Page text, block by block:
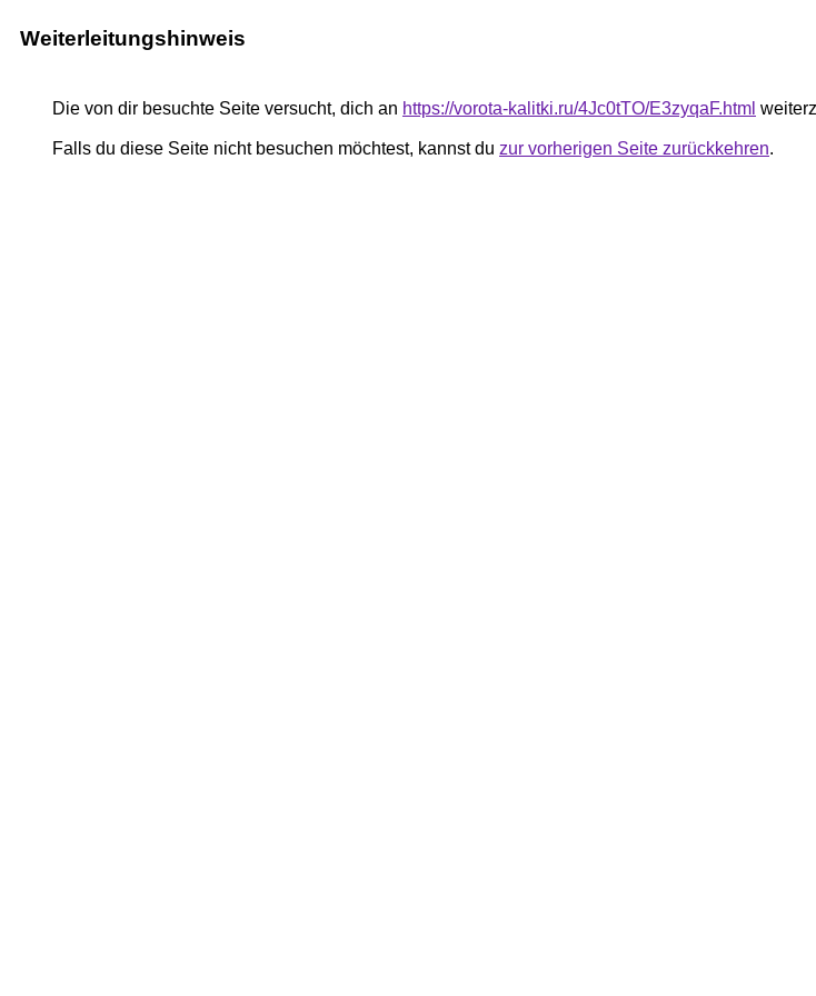
Weiterleitungshinweis
Die von dir besuchte Seite versucht, dich an https://vorota-kalitki.ru/4Jc0tTO/E3zyqaF.html
Falls du diese Seite nicht besuchen möchtest, kannst du zur vorherigen Seite zurückkehren.